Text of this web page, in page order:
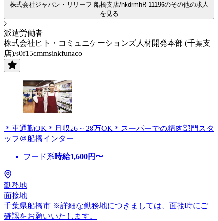
株式会社ジャパン・リリーフ 船橋支店/hkdrmhR-11196のその他の求人
を見る
派遣労働者
株式会社ヒト・コミュニケーションズ人材開発本部 (千葉支
店)/s0f15dmmsinkfunaco
＊車通勤OK＊月収26～28万OK＊スーパーでの精肉部門スタ
ッフ＠船橋インター
フード系時給1,600円〜
勤務地
面接地
千葉県船橋市 ※詳細な勤務地につきましては、面接時にご
確認をお願いいたします。